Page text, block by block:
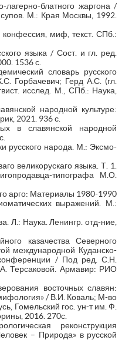
блатного жаргона /
М.: Края Москвы, 1992.
конфессия, миф, текст. СПб.:
языка / Сост. и гл. ред.
1536 с.
словарь русского
Горбачевич; Герд А.С. (гл.
исслед. М., СПб.: Наука,
народной культуре:
2021. 936 с.
в славянской народной
русского народа. М.: Эксмо-
великорускаго языка. Т. 1.
типографа М.О.
арго: Материалы 1980-1990
выражений. М.:
Л.: Наука. Ленингр. отд-ние,
казачества Северного
международной Куданско-
конференции / Под ред. С.Н.
Терсаковой. Армавир: РИО
восточных славян:
/ В.И. Коваль; М-во
Гомельский гос. ун-т им. Ф.
2016. 270с.
реконструкция
– Природа» в русской